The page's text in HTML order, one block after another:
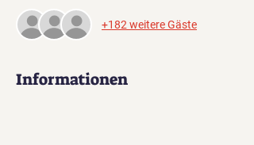
+182 weitere Gäste
Informationen